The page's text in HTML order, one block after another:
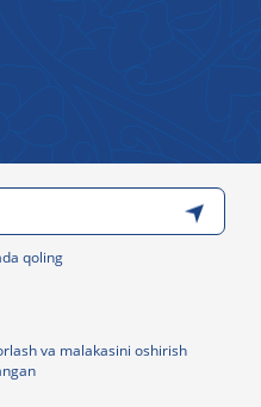
qoling
va malakasini oshirish